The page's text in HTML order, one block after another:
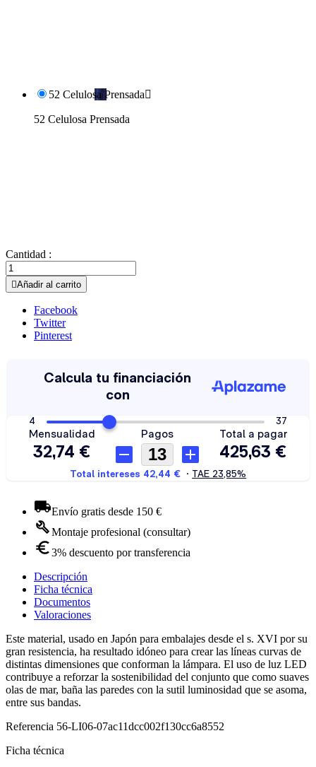
52 Celulosa Prensada
52 Celulosa Prensada
Cantidad :
Añadir al carrito
Facebook
Twitter
Pinterest
Envío gratis desde 150 €
Montaje profesional (consultar)
3% descuento por transferencia
Descripción
Ficha técnica
Documentos
Valoraciones
Este material, usado en Japón para embalajes desde el s. XVI por su
gran resistencia, ha resultado idóneo para crear las líneas curvas de
distintas dimensiones que conforman la lámpara. El uso de luz LED
contribuye a reforzar la sostenibilidad del conjunto que como suaves
olas de mar, baña las paredes con la sutil luminosidad que se asoma,
entre sus bandas.
Referencia 56-LI06-07ac11dcc002f130cc6a8552
Ficha técnica